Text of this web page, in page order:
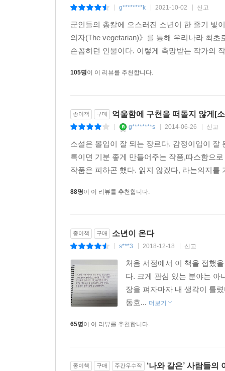
g********k 2021-10-02 신고
군인들의 총칼에 으스러진 소년이 한 줄기 빛
의자(The vegetarian)》를 통해 우리나라 최초
손꼽히던 인물이다. 이렇게 촉망받는 작가의
105명이 이 리뷰를 추천합니다.
종이책 구매 억울함에 구천을 떠돌지 않게[
g********s 2014-06-26 신고
소설은 몰입이 잘 되는 장르다. 감정이입이
록이면 기분 좋게 만들어주는 작품,따스함으
작품은 피하곤 했다. 읽지 않겠다, 라는의지
88명이 이 리뷰를 추천합니다.
종이책 구매 소년이 온다
s***3 2018-12-18 신고
처음 서점에서 이 책을 접했
다. 크게 관심 있는 분야는 아
장을 펴자마자 내 생각이 틀
동호... 더보기
65명이 이 리뷰를 추천합니다.
종이책 구매 주간우수작 ‘나와 같은’ 사람들의